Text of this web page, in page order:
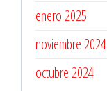
enero 2025
noviembre 2024
octubre 2024